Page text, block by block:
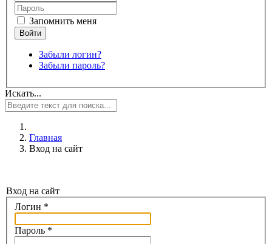
Запомнить меня
Забыли логин?
Забыли пароль?
Искать...
Главная
Вход на сайт
Вход на сайт
Логин *
Пароль *